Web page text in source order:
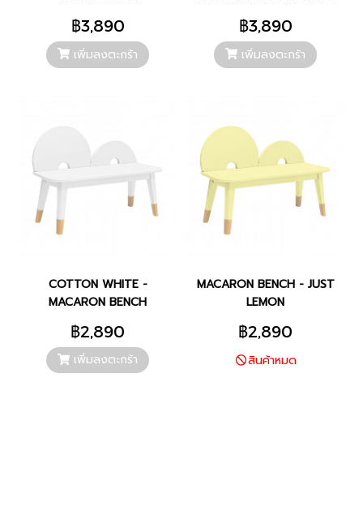
฿3,890
เพิ่มลงตะกร้า
฿3,890
เพิ่มลงตะกร้า
COTTON WHITE -
MACARON BENCH
฿2,890
เพิ่มลงตะกร้า
MACARON BENCH - JUST
LEMON
฿2,890
สินค้าหมด